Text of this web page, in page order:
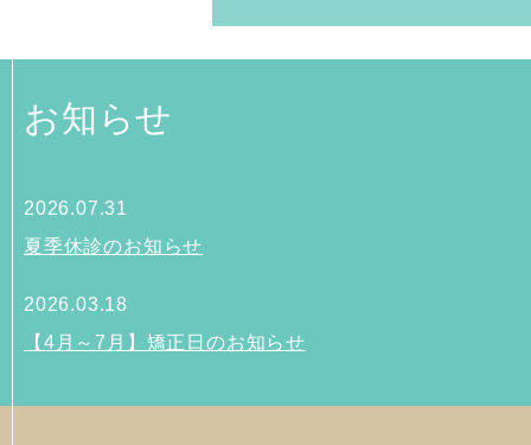
お知らせ
2026.07.31
夏季休診のお知らせ
2026.03.18
【4月～7月】矯正日のお知らせ